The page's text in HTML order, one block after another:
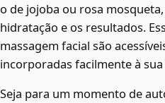
o de jojoba ou rosa
hidratação e os resultados.
massagem facial são
incorporadas facilmente à
Seja para um momento de